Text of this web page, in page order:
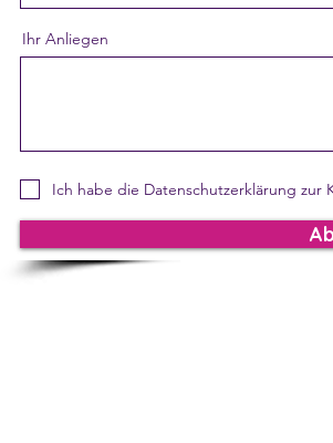
Ihr Anliegen
Ich habe die Datenschutzerklärung zur